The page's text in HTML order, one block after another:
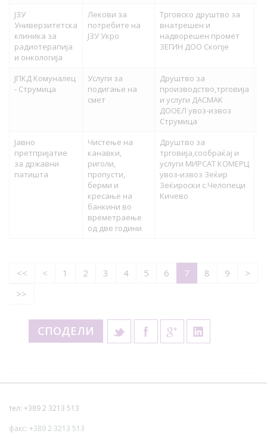
ЈЗУ
Универзитетска
клиника за
радиотерапија
и онкологија
Лекови за
потребите на
ЈЗУ Укро
Трговско друштво за
внатрешен и
надворешен промет
ЗЕГИН ДОО Скопје
ЈПКД Комуналец
- Струмица
Услуги за
подигање на
смет
Друштво за
производство,трговија
и услуги ДАСМАК
ДООЕЛ увоз-извоз
Струмица
Јавно
претпријатие
за државни
патишта
Чистење на
канавки,
риголи,
пропусти,
берми и
кресање на
банкини во
времетраење
од две години
Друштво за
трговија,сообраќај и
услуги МИРСАТ КОМЕРЦ
увоз-извоз Зеќир
Зеќироски с.Челопеци
Кичево
<< < 1 2 3 4 5 6 7 8 9
>
>>
СПОДЕЛИ
тел: +389 2 3213 513
факс: +389 2 3213 513